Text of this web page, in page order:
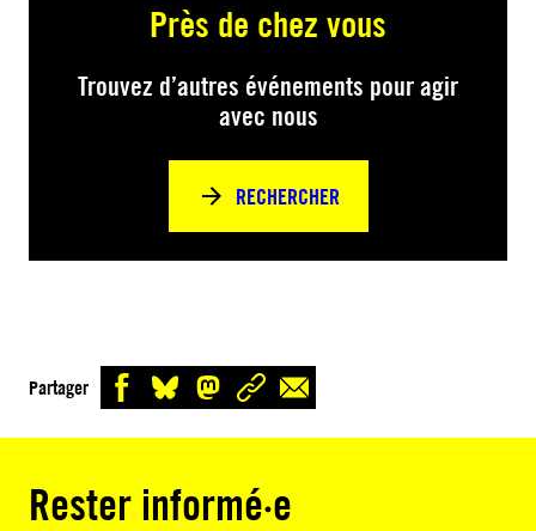
Près de chez vous
Trouvez d’autres événements pour agir
avec nous
RECHERCHER
Partager
Rester informé·e